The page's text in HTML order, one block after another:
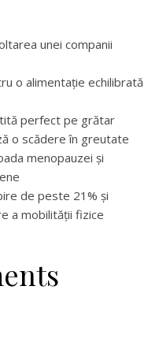
unei companii
o alimentație echilibrată
perfect pe grătar
o scădere în greutate
menopauzei și
de peste 21% și
a mobilității fizice